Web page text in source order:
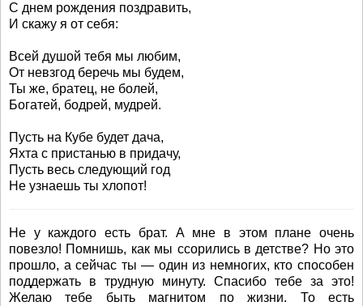
С днем рождения поздравить,
И скажу я от себя:
Всей душой тебя мы любим,
От невзгод беречь мы будем,
Ты же, братец, не болей,
Богатей, бодрей, мудрей.
Пусть на Кубе будет дача,
Яхта с пристанью в придачу,
Пусть весь следующий год
Не узнаешь ты хлопот!
Не у каждого есть брат. А мне в этом плане очень
повезло! Помнишь, как мы ссорились в детстве? Но это
прошло, а сейчас ты — один из немногих, кто способен
поддержать в трудную минуту. Спасибо тебе за это!
Желаю тебе быть магнитом по жизни. То есть